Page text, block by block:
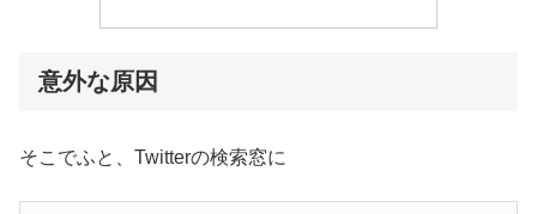
意外な原因
そこでふと、Twitterの検索窓に